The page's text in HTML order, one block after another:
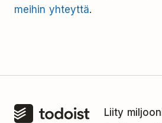
meihin yhteyttä.
Liity